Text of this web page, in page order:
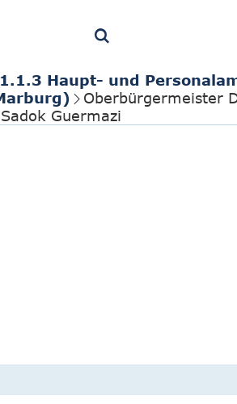
1.1.3 Haupt- und
Oberbürgermeister
Guermazi